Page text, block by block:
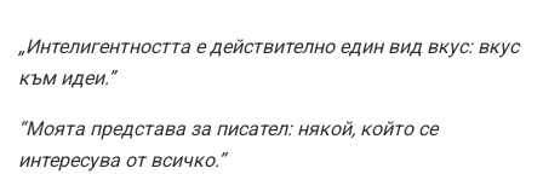
„Интелигентността е действително един вид вкус: вкус
към идеи.”
“Моята представа за писател: някой, който се
интересува от всичко.”